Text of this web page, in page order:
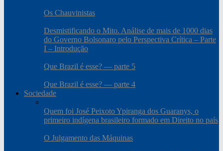
Os Chauvinistas
Desmistificando o Mito. Análise de mais de 1000 dias
do Governo Bolsonaro pelo Perspectiva Crítica – Parte
I – Introdução
Que Brazil é esse? — parte 5
Que Brazil é esse? — parte 4
Sociedade
Quem foi José Peixoto Ypiranga dos Guaranys, o
primeiro indígena brasileiro formado em Direito no país
O Julgamento das Máquinas